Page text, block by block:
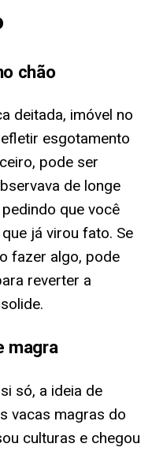
chão
deitada, imóvel no
esgotamento
pode ser
de longe
que você
já virou fato. Se
fazer algo, pode
reverter a
magra
só, a ideia de
vacas magras do
culturas e chegou